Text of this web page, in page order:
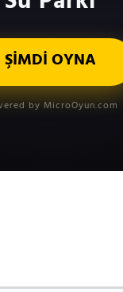
ŞİMDİ OYNA
by MicroOyun.com